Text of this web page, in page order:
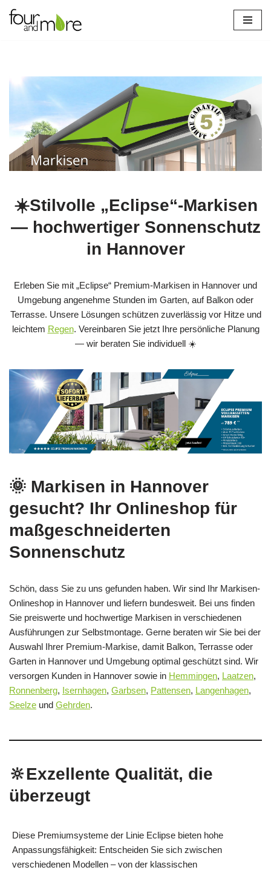
Zum
☀️Stilvolle „Eclipse“-Markisen
— hochwertiger Sonnenschutz
in Hannover
Erleben Sie mit „Eclipse“ Premium-Markisen in Hannover und
Umgebung angenehme Stunden im Garten, auf Balkon oder
Terrasse. Unsere Lösungen schützen zuverlässig vor Hitze und
leichtem Regen. Vereinbaren Sie jetzt Ihre persönliche Planung
— wir beraten Sie individuell ☀️
🌞 Markisen in Hannover
gesucht? Ihr Onlineshop für
maßgeschneiderten
Sonnenschutz
Schön, dass Sie zu uns gefunden haben. Wir sind Ihr Markisen-
Onlineshop in Hannover und liefern bundesweit. Bei uns finden
Sie preiswerte und hochwertige Markisen in verschiedenen
Ausführungen zur Selbstmontage. Gerne beraten wir Sie bei der
Auswahl Ihrer Premium-Markise, damit Balkon, Terrasse oder
Garten in Hannover und Umgebung optimal geschützt sind. Wir
versorgen Kunden in Hannover sowie in Hemmingen, Laatzen,
Ronnenberg, Isernhagen, Garbsen, Pattensen, Langenhagen,
Seelze und Gehrden.
🔆Exzellente Qualität, die
überzeugt
Diese Premiumsysteme der Linie Eclipse bieten hohe
Anpassungsfähigkeit: Entscheiden Sie sich zwischen
verschiedenen Modellen – von der klassischen